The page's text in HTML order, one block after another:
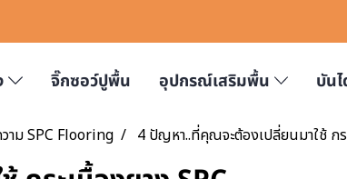
จิ๊กซอว์ปูพื้น อุปกรณ์เสริมพื้น บัน
าม SPC Flooring 4 ปัญหา..ที่คุณจะต้องเปลี่ยนมาใช้ กร